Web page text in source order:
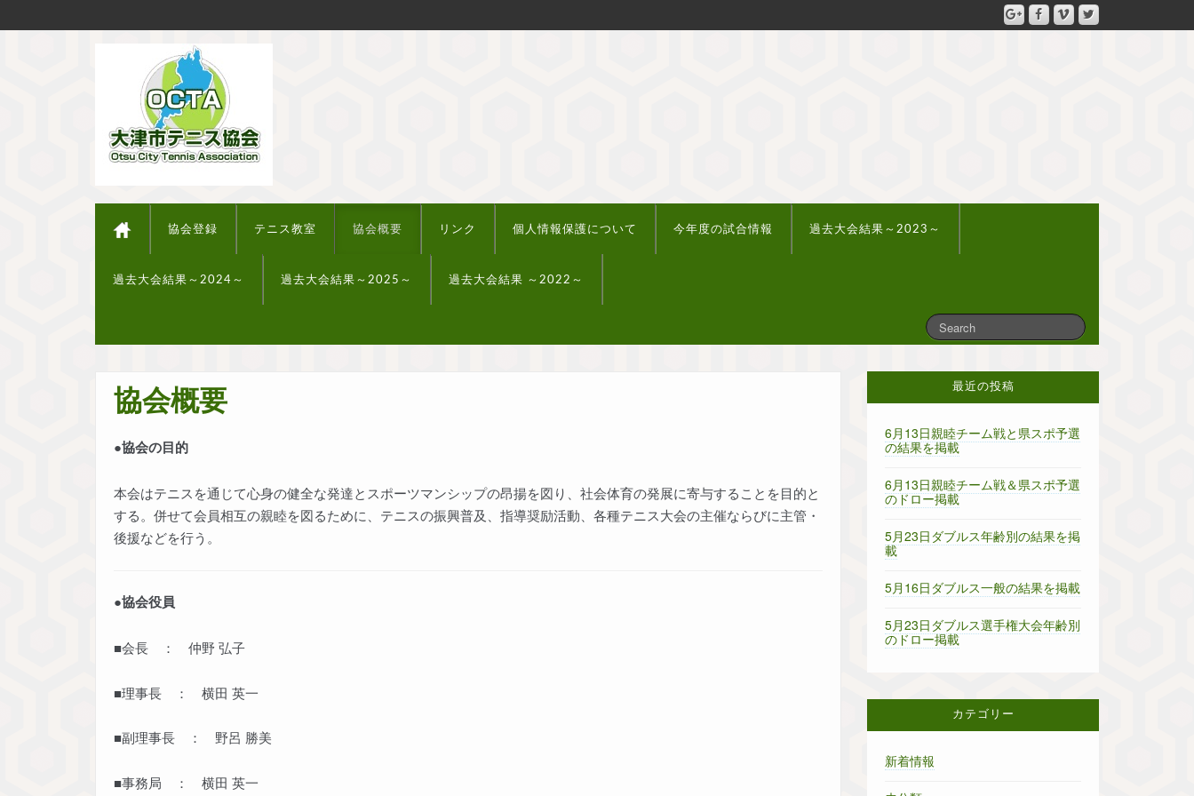
協会登録 テニス教室 協会概要 リンク 個人情報保護について 今年度の試合情報 過去大会結果～2023～
過去大会結果～2024～ 過去大会結果～2025～ 過去大会結果 ～2022～
協会概要
●協会の目的
本会はテニスを通じて心身の健全な発達とスポーツマンシップの昂揚を図り、社会体育の発展に寄与することを目的と
する。併せて会員相互の親睦を図るために、テニスの振興普及、指導奨励活動、各種テニス大会の主催ならびに主管・
後援などを行う。
●協会役員
■会長 ： 仲野 弘子
■理事長 ： 横田 英一
■副理事長 ： 野呂 勝美
■事務局 ： 横田 英一
最近の投稿
6月13日親睦チーム戦と県スポ予選
の結果を掲載
6月13日親睦チーム戦＆県スポ予選
のドロー掲載
5月23日ダブルス年齢別の結果を掲
載
5月16日ダブルス一般の結果を掲載
5月23日ダブルス選手権大会年齢別
のドロー掲載
カテゴリー
新着情報